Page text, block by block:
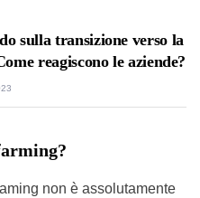
sulla transizione verso la
reagiscono le aziende?
non è assolutamente